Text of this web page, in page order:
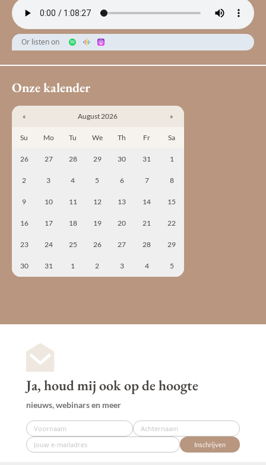
Or listen on
Onze kalender
« August 2026 »
Su Mo Tu We Th Fr Sa
26 27 28 29 30 31 1
2 3 4 5 6 7 8
9 10 11 12 13 14 15
16 17 18 19 20 21 22
23 24 25 26 27 28 29
30 31 1 2 3 4 5
Ja, houd mij ook op de hoogte
nieuws, webinars en meer
Inschrijven